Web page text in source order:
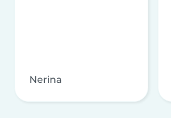
Nerina